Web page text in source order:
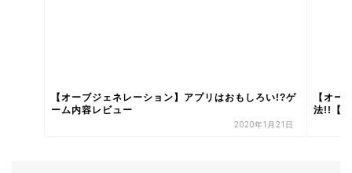
【オーブジェネレーション】アプリはおもしろい!?ゲ
ーム内容レビュー
2020年1月21日
【オー
法!!【